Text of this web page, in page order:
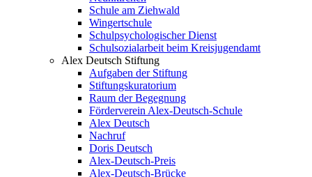
Schule am Ziehwald
Wingertschule
Schulpsychologischer Dienst
Schulsozialarbeit beim Kreisjugendamt
Alex Deutsch Stiftung
Aufgaben der Stiftung
Stiftungskuratorium
Raum der Begegnung
Förderverein Alex-Deutsch-Schule
Alex Deutsch
Nachruf
Doris Deutsch
Alex-Deutsch-Preis
Alex-Deutsch-Brücke